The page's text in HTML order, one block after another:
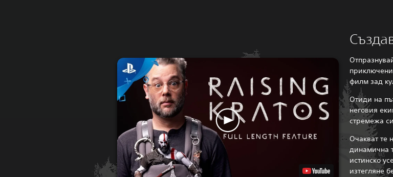
филм зад
Отиди на
неговия
стремежа
Очакват те
динамична
истинско
изтегляне